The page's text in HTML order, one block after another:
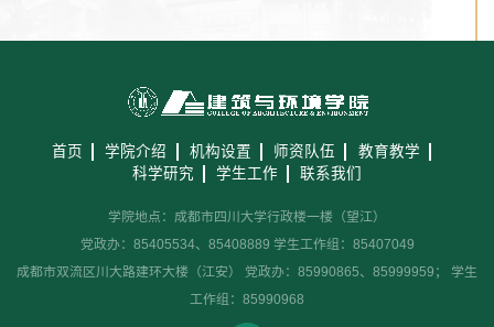
科研概况 学术动态 科研平台 科研办事流程
学生活动 创业就业 奖助学金
常用办公电话 办事流程 材料下载
首页 学院介绍 机构设置 师资队伍
教育教学
科学研究
学生工作 联系我们
学院地点：成都市四川大学行政楼一楼（望江）
党政办：85405534、85408889 学生工作组：85407049
成都市双流区川大路建环大楼（江安） 党政办：85990865、85999959； 学生
工作组：85990968